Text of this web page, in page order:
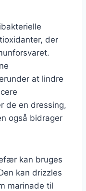
der
at lindre
de en dressing,
også bidrager
kan bruges
kan drizzles
marinade til